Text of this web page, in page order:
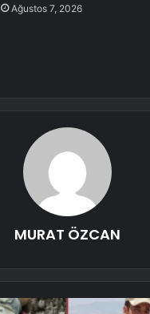
Ağustos 7, 2026
MURAT ÖZCAN